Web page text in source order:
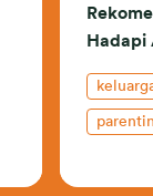
Hadapi